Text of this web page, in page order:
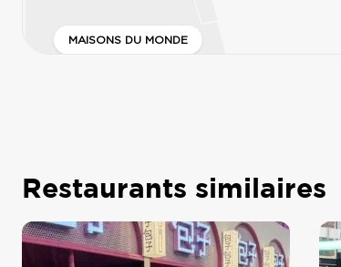
MAISONS DU MONDE
Restaurants similaires